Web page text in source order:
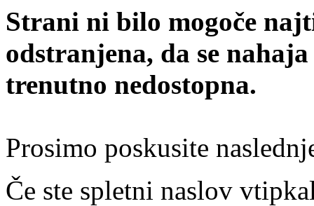
Strani ni bilo mogoče
odstranjena, da se
trenutno nedostopna.
Prosimo poskusite
Če ste spletni naslov